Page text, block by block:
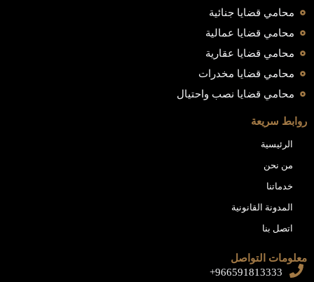
محامي قضايا جنائية
محامي قضايا عمالية
محامي قضايا عقارية
محامي قضايا مخدرات
محامي قضايا نصب واحتيال
روابط سريعة
الرئيسية
من نحن
خدماتنا
المدونة القانونية
اتصل بنا
معلومات التواصل
966591813333+